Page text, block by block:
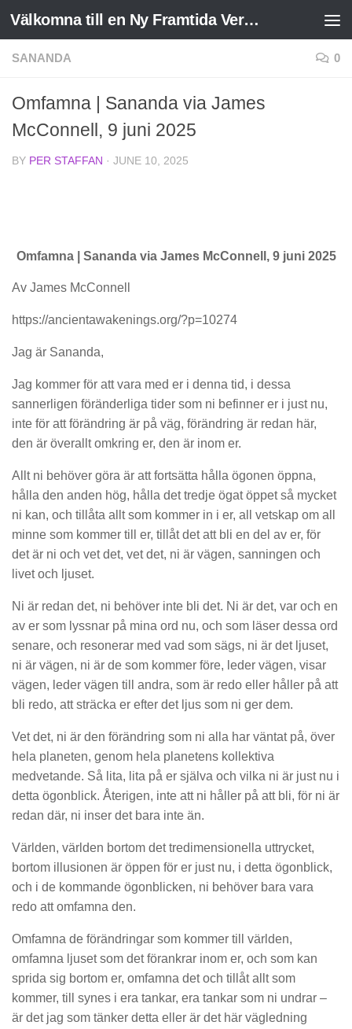
Skip to content Välkomna till en Ny Framtida Verklighet
SANANDA 0
Omfamna | Sananda via James
McConnell, 9 juni 2025
BY PER STAFFAN · JUNE 10, 2025
Omfamna | Sananda via James McConnell, 9 juni 2025
Av James McConnell
https://ancientawakenings.org/?p=10274
Jag är Sananda,
Jag kommer för att vara med er i denna tid, i dessa
sannerligen föränderliga tider som ni befinner er i just nu,
inte för att förändring är på väg, förändring är redan här,
den är överallt omkring er, den är inom er.
Allt ni behöver göra är att fortsätta hålla ögonen öppna,
hålla den anden hög, hålla det tredje ögat öppet så mycket
ni kan, och tillåta allt som kommer in i er, all vetskap om all
minne som kommer till er, tillåt det att bli en del av er, för
det är ni och vet det, vet det, ni är vägen, sanningen och
livet och ljuset.
Ni är redan det, ni behöver inte bli det. Ni är det, var och en
av er som lyssnar på mina ord nu, och som läser dessa ord
senare, och resonerar med vad som sägs, ni är det ljuset,
ni är vägen, ni är de som kommer före, leder vägen, visar
vägen, leder vägen till andra, som är redo eller håller på att
bli redo, att sträcka er efter det ljus som ni ger dem.
Vet det, ni är den förändring som ni alla har väntat på, över
hela planeten, genom hela planetens kollektiva
medvetande. Så lita, lita på er själva och vilka ni är just nu i
detta ögonblick. Återigen, inte att ni håller på att bli, för ni är
redan där, ni inser det bara inte än.
Världen, världen bortom det tredimensionella uttrycket,
bortom illusionen är öppen för er just nu, i detta ögonblick,
och i de kommande ögonblicken, ni behöver bara vara
redo att omfamna den.
Omfamna de förändringar som kommer till världen,
omfamna ljuset som det förankrar inom er, och som kan
sprida sig bortom er, omfamna det och tillåt allt som
kommer, till synes i era tankar, era tankar som ni undrar –
är det jag som tänker detta eller är det här vägledning